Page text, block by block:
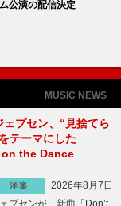
公演の配信決定
MUSIC NEWS
プセン、“見捨てら
テーマにした
on the Dance
洋楽
2026年8月7日
プセンが、新曲「Don’t